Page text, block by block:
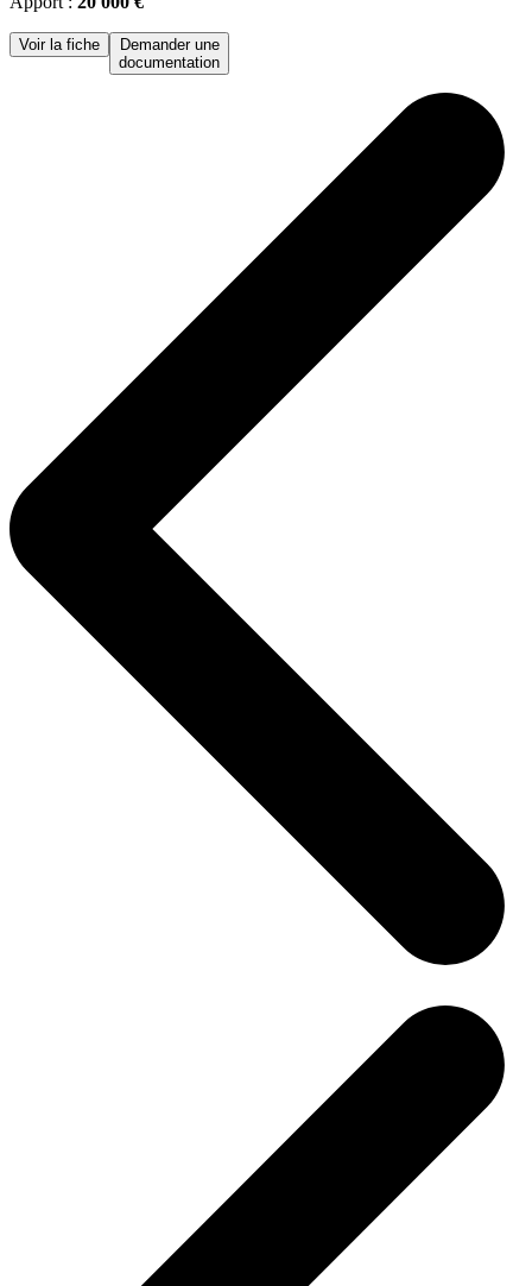
Voir la fiche
Demander une
documentation